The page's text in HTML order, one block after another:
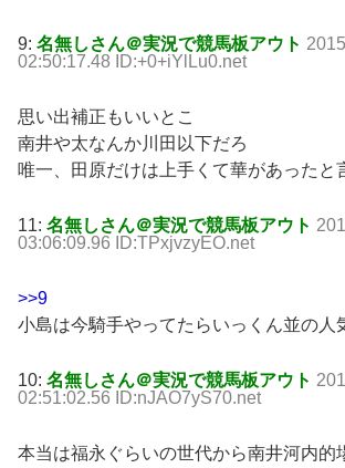
9: 名無しさん＠実況で競馬板アウト
02:50:17.48 ID:+0+iYlLu0.net
思い出補正もいいとこ
南井や太なんか川田以下だろ
唯一、田原だけは上手くて華があったと
11: 名無しさん＠実況で競馬板アウト
03:06:09.96 ID:TPxjvzyEO.net
>>9
小島は今騎手やってたらいっくん並の人
10: 名無しさん＠実況で競馬板アウト
02:51:02.56 ID:nJAO7yS70.net
本当は福永ぐらいの世代から南井河内的